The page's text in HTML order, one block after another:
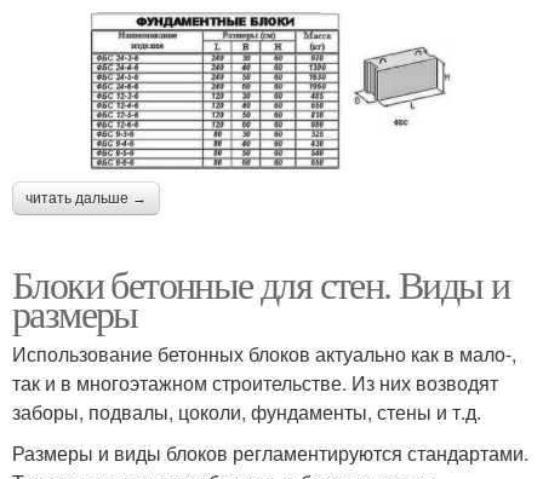
читать дальше →
Блоки бетонные для стен. Виды и
размеры
Использование бетонных блоков актуально как в мало-,
так и в многоэтажном строительстве. Из них возводят
заборы, подвалы, цоколи, фундаменты, стены и т.д.
Размеры и виды блоков регламентируются стандартами.